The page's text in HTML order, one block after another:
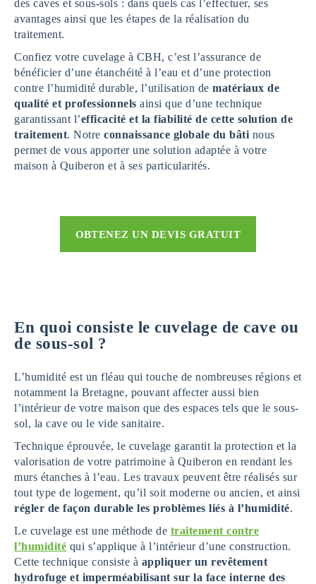
des caves et sous-sols : dans quels cas l’effectuer, ses
avantages ainsi que les étapes de la réalisation du
traitement.
Confiez votre cuvelage à CBH, c’est l’assurance de
bénéficier d’une étanchéité à l’eau et d’une protection
contre l’humidité durable, l’utilisation de matériaux de
qualité et professionnels ainsi que d’une technique
garantissant l’efficacité et la fiabilité de cette solution de
traitement. Notre connaissance globale du bâti nous
permet de vous apporter une solution adaptée à votre
maison à Quiberon et à ses particularités.
OBTENEZ UN DEVIS GRATUIT
En quoi consiste le cuvelage de cave ou
de sous-sol ?
L’humidité est un fléau qui touche de nombreuses régions et
notamment la Bretagne, pouvant affecter aussi bien
l’intérieur de votre maison que des espaces tels que le sous-
sol, la cave ou le vide sanitaire.
Technique éprouvée, le cuvelage garantit la protection et la
valorisation de votre patrimoine à Quiberon en rendant les
murs étanches à l’eau. Les travaux peuvent être réalisés sur
tout type de logement, qu’il soit moderne ou ancien, et ainsi
régler de façon durable les problèmes liés à l’humidité.
Le cuvelage est une méthode de traitement contre
l’humidité qui s’applique à l’intérieur d’une construction.
Cette technique consiste à appliquer un revêtement
hydrofuge et imperméabilisant sur la face interne des